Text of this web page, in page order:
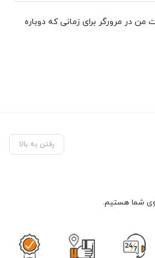
من در مرورگر برای زمانی که دوباره
رفتن به بالا